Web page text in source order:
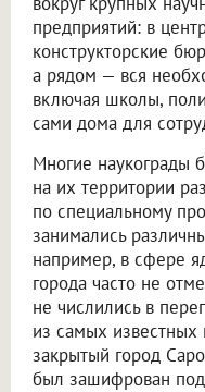
предприятий: в
конструкторские
а рядом — вся
включая школы,
сами дома для
Многие наукограды
на их территории
по специальному
занимались
например, в сфере
города часто не
не числились в
из самых
закрытый город
был зашифрован